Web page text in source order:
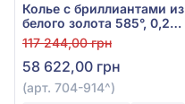
Колье с бриллиантами из
белого золота 585°, 0,2ct,
арт. 704-914
117 244,00 грн
58 622,00 грн
(арт. 704-914^)